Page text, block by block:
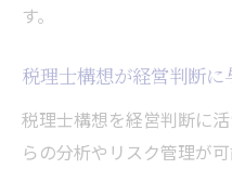
今注目の税理士構想
税理士構想が注
実務改善に役立
す。
税理士構想が経営判断
税理士構想を経営判断に
らの分析やリスク管理が